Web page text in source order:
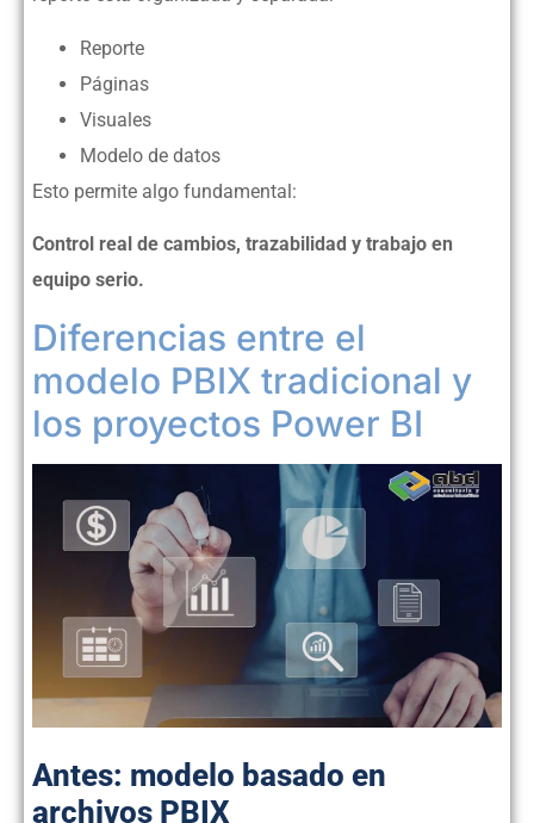
Reporte
Páginas
Visuales
Modelo de datos
Esto permite algo fundamental:
Control real de cambios, trazabilidad y trabajo en
equipo serio.
Diferencias entre el
modelo PBIX tradicional y
los proyectos Power BI
Antes: modelo basado en
archivos PBIX